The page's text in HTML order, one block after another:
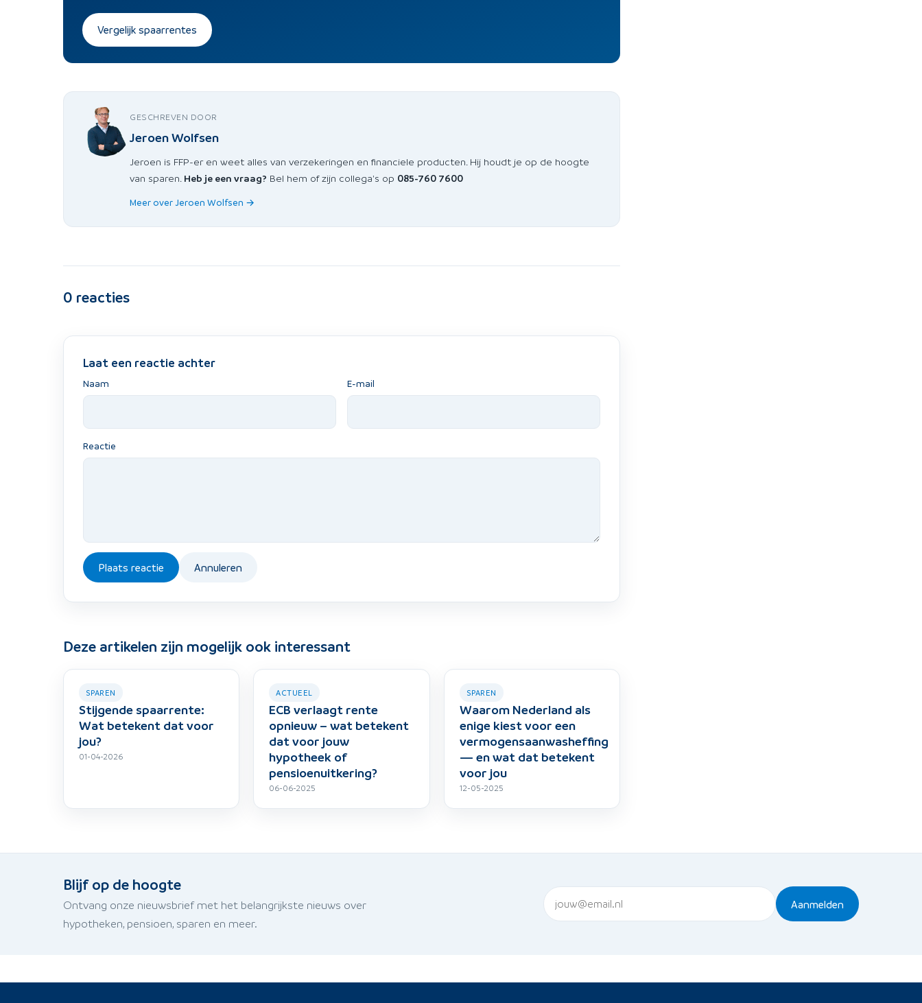
Vergelijk spaarrentes
GESCHREVEN DOOR
Jeroen Wolfsen
Jeroen is FFP-er en weet alles van verzekeringen en financiele producten. Hij houdt je op de hoogte
van sparen. Heb je een vraag? Bel hem of zijn collega's op 085-760 7600
Meer over Jeroen Wolfsen →
0 reacties
Laat een reactie achter
Naam E-mail
Reactie
Plaats reactie Annuleren
Deze artikelen zijn mogelijk ook interessant
SPAREN
Stijgende spaarrente:
Wat betekent dat voor
jou?
01-04-2026
ACTUEEL
ECB verlaagt rente
opnieuw – wat betekent
dat voor jouw
hypotheek of
pensioenuitkering?
06-06-2025
SPAREN
Waarom Nederland als
enige kiest voor een
vermogensaanwasheffing
— en wat dat betekent
voor jou
12-05-2025
Blijf op de hoogte
Ontvang onze nieuwsbrief met het belangrijkste nieuws over
hypotheken, pensioen, sparen en meer.
Aanmelden